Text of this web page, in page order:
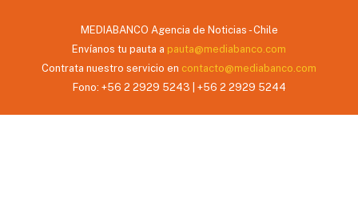
MEDIABANCO Agencia de Noticias - Chile
Envíanos tu pauta a pauta@mediabanco.com
Contrata nuestro servicio en contacto@mediabanco.com
Fono: +56 2 2929 5243 | +56 2 2929 5244